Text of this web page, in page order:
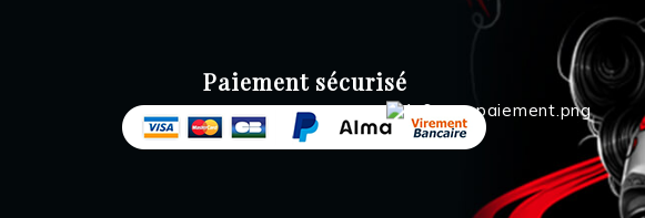
Paiement sécurisé